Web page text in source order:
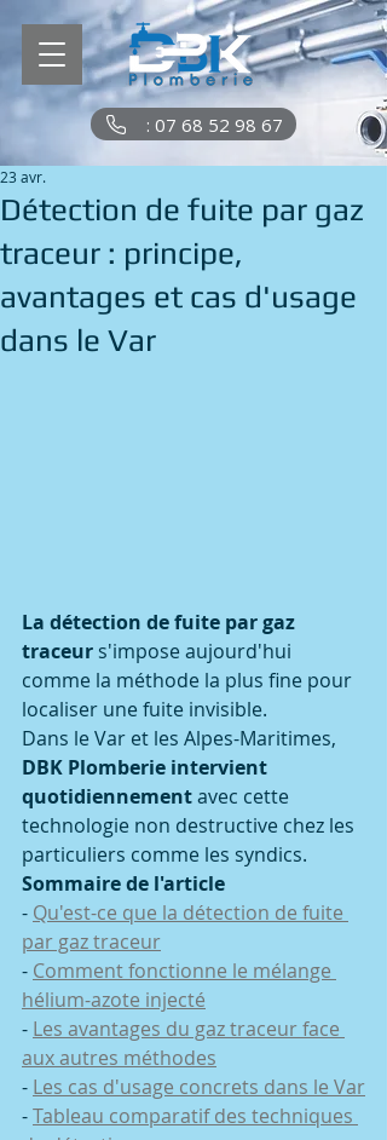
: 07 68 52 98 67
Détection de fuite par gaz
traceur : principe,
avantages et cas d'usage
dans le Var
23 avr.
La détection de fuite par gaz
traceur s'impose aujourd'hui
comme la méthode la plus fine pour
localiser une fuite invisible.
Dans le Var et les Alpes-Maritimes,
DBK Plomberie intervient
quotidiennement avec cette
technologie non destructive chez les
particuliers comme les syndics.
Sommaire de l'article
- Qu'est-ce que la détection de fuite
par gaz traceur
- Comment fonctionne le mélange
hélium-azote injecté
- Les avantages du gaz traceur face
aux autres méthodes
- Les cas d'usage concrets dans le Var
- Tableau comparatif des techniques